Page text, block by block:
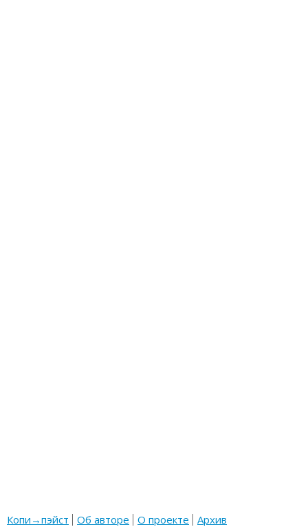
Копи→пэйст Об авторе О проекте Архив